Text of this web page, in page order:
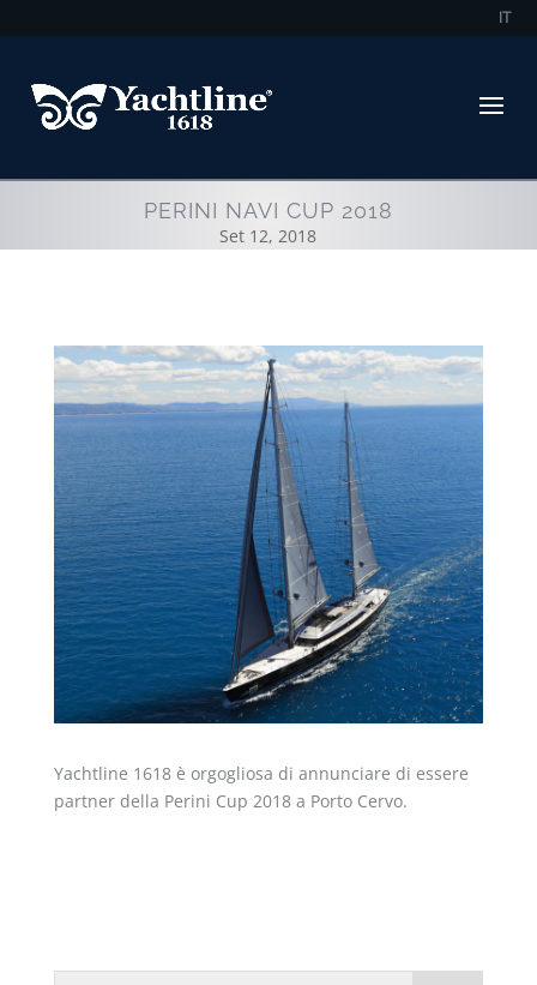
IT
PERINI NAVI CUP 2018
Set 12, 2018
Yachtline 1618 è orgogliosa di annunciare di essere
partner della Perini Cup 2018 a Porto Cervo.